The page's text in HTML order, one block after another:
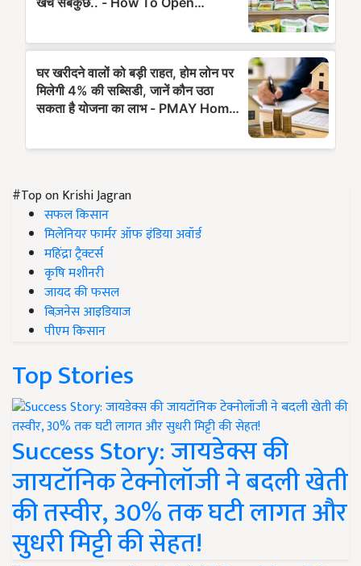
#Top on Krishi Jagran
सफल किसान
मिलेनियर फार्मर ऑफ इंडिया अवॉर्ड
महिंद्रा ट्रैक्टर्स
कृषि मशीनरी
जायद की फसल
बिज़नेस आइडियाज
पीएम किसान
Top Stories
Success Story: जायडेक्स की
जायटॉनिक टेक्नोलॉजी ने बदली खेती
की तस्वीर, 30% तक घटी लागत और
सुधरी मिट्टी की सेहत!